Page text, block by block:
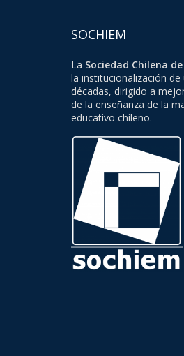
SOCHIEM
La Sociedad Chilena
la institucionalización
décadas, dirigido a
de la enseñanza de la
educativo chileno.